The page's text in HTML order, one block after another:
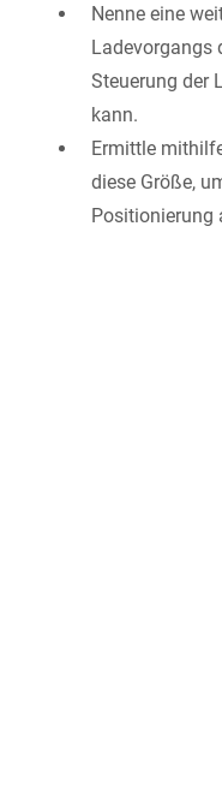
Nenne eine
Ladevorgangs
Steuerung der
kann.
Ermittle
diese Größe,
Positionierung